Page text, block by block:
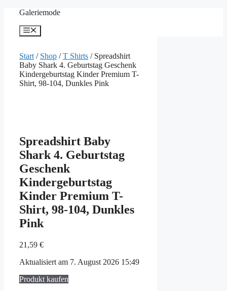
springen
Galeriemode
Menü
Start / Shop /T Shirts / Spreadshirt
Baby Shark 4. Geburtstag Geschenk
Kindergeburtstag Kinder Premium T-
Shirt, 98-104, Dunkles Pink
Spreadshirt Baby
Shark 4. Geburtstag
Geschenk
Kindergeburtstag
Kinder Premium T-
Shirt, 98-104, Dunkles
Pink
21,59 €
Aktualisiert am 7. August 2026 15:49
Produkt kaufen